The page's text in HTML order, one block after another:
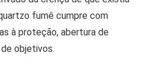
fumê cumpre com
à proteção, abertura de
objetivos.